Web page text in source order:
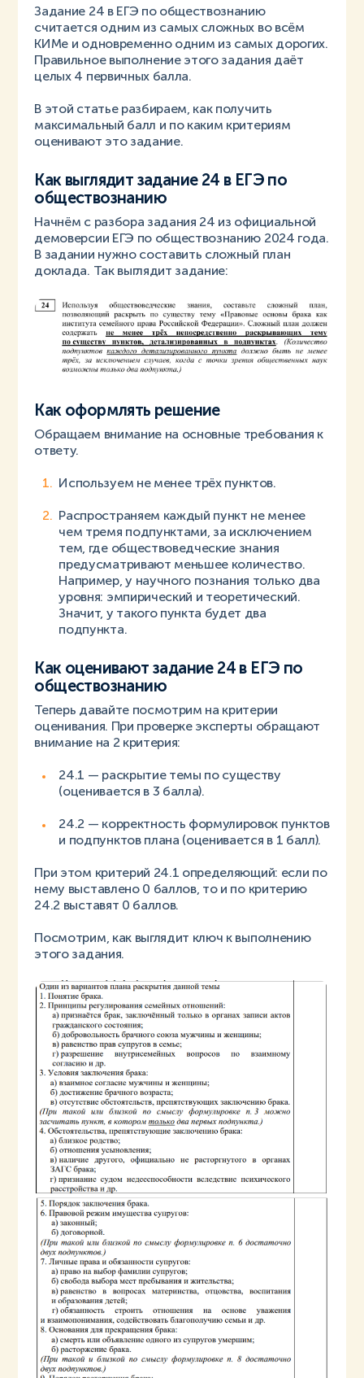
Задание 24 в ЕГЭ по обществознанию
считается одним из самых сложных во всём
КИМе и одновременно одним из самых дорогих.
Правильное выполнение этого задания даёт
целых 4 первичных балла.
В этой статье разбираем, как получить
максимальный балл и по каким критериям
оценивают это задание.
Как выглядит задание 24 в ЕГЭ по
обществознанию
Начнём с разбора задания 24 из официальной
демоверсии ЕГЭ по обществознанию 2024 года.
В задании нужно составить сложный план
доклада. Так выглядит задание:
Как оформлять решение
Обращаем внимание на основные требования к
ответу.
Используем не менее трёх пунктов.
Распространяем каждый пункт не менее
чем тремя подпунктами, за исключением
тем, где обществоведческие знания
предусматривают меньшее количество.
Например, у научного познания только два
уровня: эмпирический и теоретический.
Значит, у такого пункта будет два
подпункта.
Как оценивают задание 24 в ЕГЭ по
обществознанию
Теперь давайте посмотрим на критерии
оценивания. При проверке эксперты обращают
внимание на 2 критерия:
24.1 — раскрытие темы по существу
(оценивается в 3 балла).
24.2 — корректность формулировок пунктов
и подпунктов плана (оценивается в 1 балл).
При этом критерий 24.1 определяющий: если по
нему выставлено 0 баллов, то и по критерию
24.2 выставят 0 баллов.
Посмотрим, как выглядит ключ к выполнению
этого задания.